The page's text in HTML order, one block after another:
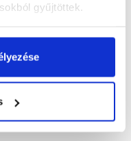
gyűjtöttek.